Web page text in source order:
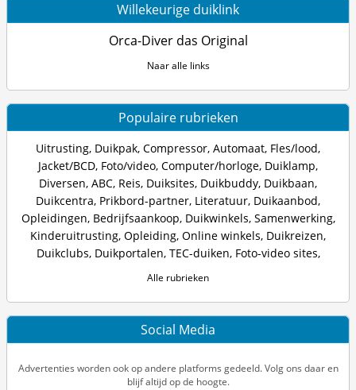
Willekeurige duiklink
Orca-Diver das Original
Naar alle links
Populaire rubrieken
Uitrusting, Duikpak, Compressor, Automaat, Fles/lood,
Jacket/BCD, Foto/video, Computer/horloge, Duiklamp,
Diversen, ABC, Reis, Duiksites, Duikbuddy, Duikbaan,
Duikcentra, Prikbord-partner, Literatuur, Duikaanbod,
Opleidingen, Bedrijfsaankoop, Duikwinkels, Samenwerking,
Kinderuitrusting, Opleiding, Online winkels, Duikreizen,
Duikclubs, Duikportalen, TEC-duiken, Foto-video sites,
Alle rubrieken
Social Media
Advertenties worden ook op andere platforms gedeeld. Volg ons daar en
blijf altijd op de hoogte.